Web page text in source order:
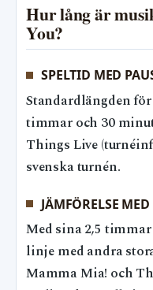
Hur lång är
You?
SPELTID MED
Standardlängden
timmar och 30
Things Live
svenska turnén.
JÄMFÖRELSE
Med sina 2,5
linje med andra
Mamma Mia! och